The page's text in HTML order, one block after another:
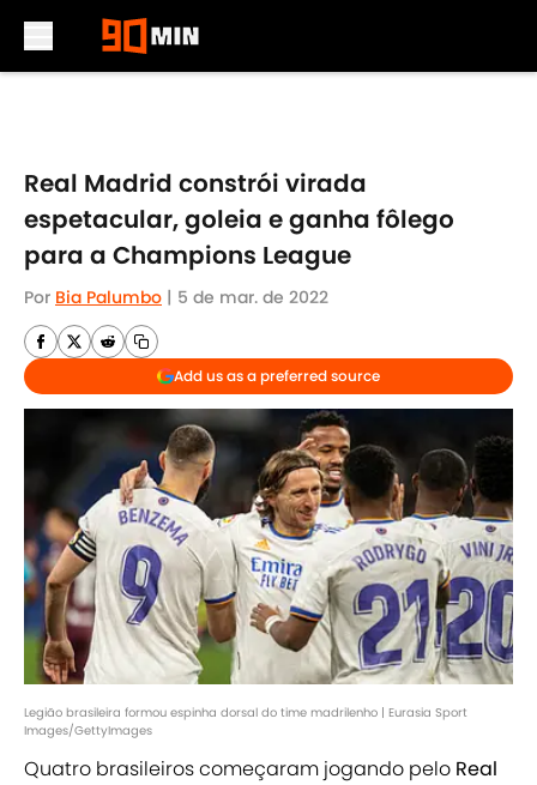
Real Madrid constrói virada
espetacular, goleia e ganha fôlego
para a Champions League
Por Bia Palumbo | 5 de mar. de 2022
Add us as a preferred source
Legião brasileira formou espinha dorsal do time madrilenho | Eurasia Sport
Images/GettyImages
Quatro brasileiros começaram jogando pelo Real